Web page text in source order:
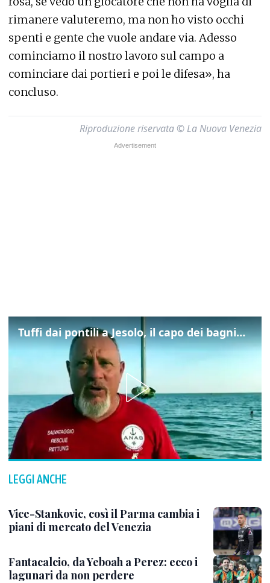
rimanere valuteremo, ma non ho visto occhi
spenti e gente che vuole andare via. Adesso
cominciamo il nostro lavoro sul campo a
cominciare dai portieri e poi le difesa», ha
concluso.
Riproduzione riservata © La Nuova Venezia
Tuffi dai pontili a Jesolo, il capo dei bagnini: "L'impegno di tutti per evitare altre tragedie"
LEGGI ANCHE
Vice-Stankovic, così il Parma cambia i
piani di mercato del Venezia
Fantacalcio, da Yeboah a Perez: ecco i
lagunari da non perdere